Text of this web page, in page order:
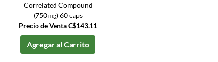
Correlated Compound
(750mg) 60 caps
Precio de Venta C$143.11
Agregar al Carrito